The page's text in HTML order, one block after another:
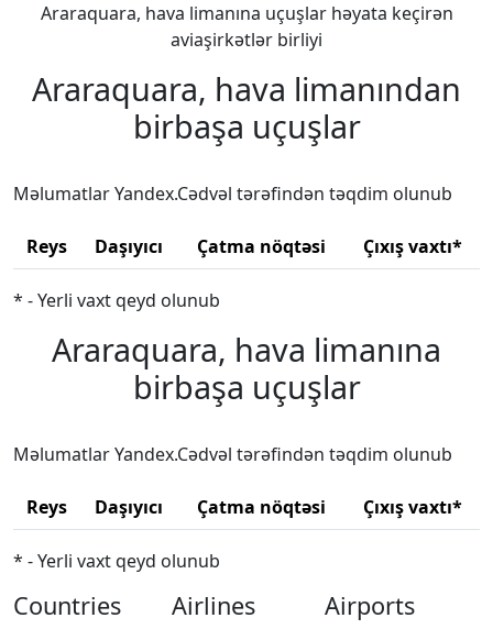
Araraquara, hava limanına uçuşlar həyata keçirən
aviaşirkətlər birliyi
Araraquara, hava limanından
birbaşa uçuşlar
Məlumatlar Yandex.Cədvəl tərəfindən təqdim olunub
Reys Daşıyıcı Çatma nöqtəsi Çıxış vaxtı*
* - Yerli vaxt qeyd olunub
Araraquara, hava limanına
birbaşa uçuşlar
Məlumatlar Yandex.Cədvəl tərəfindən təqdim olunub
Reys Daşıyıcı Çatma nöqtəsi Çıxış vaxtı*
* - Yerli vaxt qeyd olunub
Countries Airlines Airports